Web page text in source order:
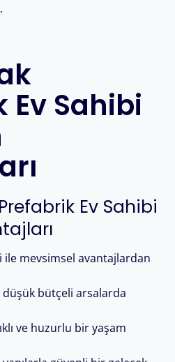
Ev Sahibi
Ev Sahibi
ile mevsimsel avantajlardan
bütçeli arsalarda
ve huzurlu bir yaşam